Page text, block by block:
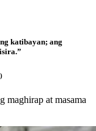
katibayan; ang
maghirap at masama